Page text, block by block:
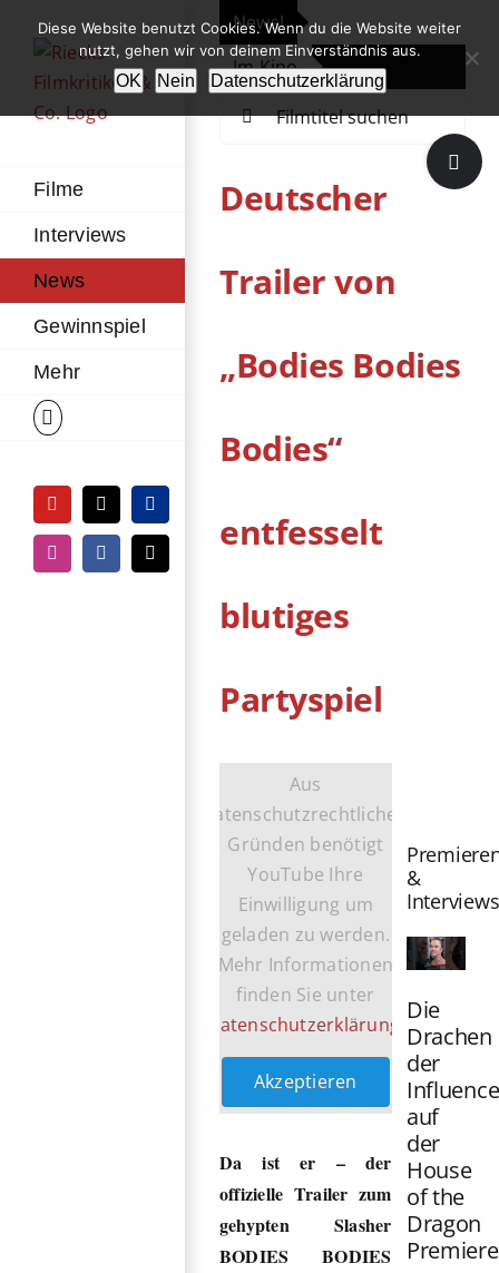
Inhalt
springen
Filme
Interviews
News
Gewinnspiel
Mehr
YouTubeTiktokPayPal
InstagramFacebook
E-
Mail
News!
Im Kino
Die
Deutscher
Trailer von
„Bodies Bodies
Bodies“
entfesselt
blutiges
Partyspiel
Aus
datenschutzrechtlichen
Gründen benötigt
YouTube Ihre
Einwilligung um
geladen zu werden.
Mehr Informationen
finden Sie unter
Datenschutzerklärung
Akzeptieren
Da ist er – der
offizielle Trailer zum
gehypten Slasher
BODIES BODIES
&
Interviews
Die
Drachen
der
auf
der
House
of the
Dragon
Premiere
Toggle
Sliding
Diese Website benutzt Cookies. Wenn du die Website weiter
nutzt, gehen wir von deinem Einverständnis aus.
OK Nein Datenschutzerklärung